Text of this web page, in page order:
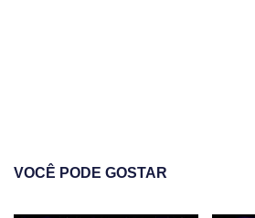
VOCÊ PODE GOSTAR